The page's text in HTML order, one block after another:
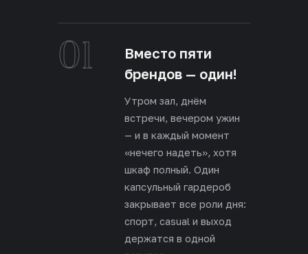
01
Вместо пяти
брендов — один!
Утром зал, днём
встречи, вечером ужин
— и в каждый момент
«нечего надеть», хотя
шкаф полный. Один
капсульный гардероб
закрывает все роли дня:
спорт, casual и выход
держатся в одной